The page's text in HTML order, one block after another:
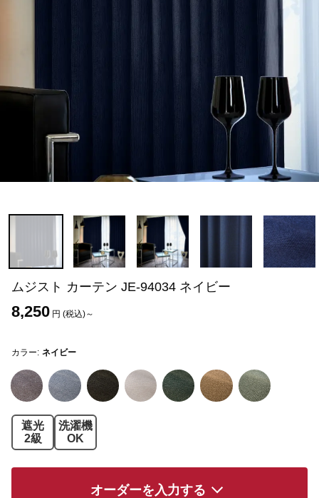
ムジスト カーテン JE-94034 ネイビー
8,250 円 (税込)～
カラー: ネイビー
遮光
2級
洗濯機
OK
オーダーを入力する